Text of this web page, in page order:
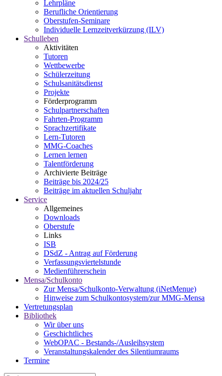
Lehrpläne
Berufliche Orientierung
Oberstufen-Seminare
Individuelle Lernzeitverkürzung (ILV)
Schulleben
Aktivitäten
Tutoren
Wettbewerbe
Schülerzeitung
Schulsanitätsdienst
Projekte
Förderprogramm
Schulpartnerschaften
Fahrten-Programm
Sprachzertifikate
Lern-Tutoren
MMG-Coaches
Lernen lernen
Talentförderung
Archivierte Beiträge
Beiträge bis 2024/25
Beiträge im aktuellen Schuljahr
Service
Allgemeines
Downloads
Oberstufe
Links
ISB
DSdZ - Antrag auf Förderung
Verfassungsviertelstunde
Medienführerschein
Mensa/Schulkonto
Zur Mensa/Schulkonto-Verwaltung (iNetMenue)
Hinweise zum Schulkontosystem/zur MMG-Mensa
Vertretungsplan
Bibliothek
Wir über uns
Geschichtliches
WebOPAC - Bestands-/Ausleihsystem
Veranstaltungskalender des Silentiumraums
Termine